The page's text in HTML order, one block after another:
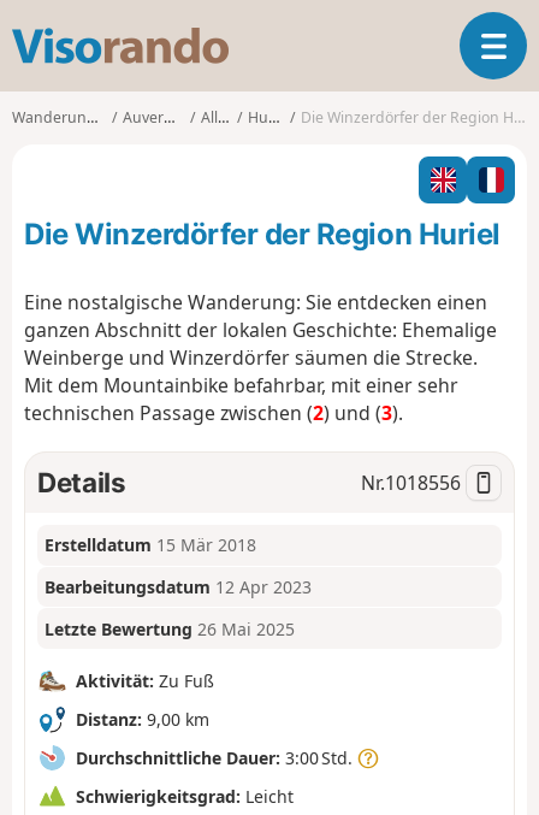
s
o
T
o
l
n
a
a
Wanderungen Auvergne Allier Huriel Die Winzerdörfer der Region Huriel
Die Winzerdörfer der Region Huriel
Eine nostalgische Wanderung: Sie entdecken einen
ganzen Abschnitt der lokalen Geschichte: Ehemalige
Weinberge und Winzerdörfer säumen die Strecke.
Mit dem Mountainbike befahrbar, mit einer sehr
technischen Passage zwischen (2) und (3).
Details Nr.1018556
Erstelldatum 15 Mär 2018
Bearbeitungsdatum 12 Apr 2023
Letzte Bewertung 26 Mai 2025
Aktivität: Zu Fuß
Distanz: 9,00 km
Durchschnittliche Dauer: 3:00 Std.
Schwierigkeitsgrad: Leicht